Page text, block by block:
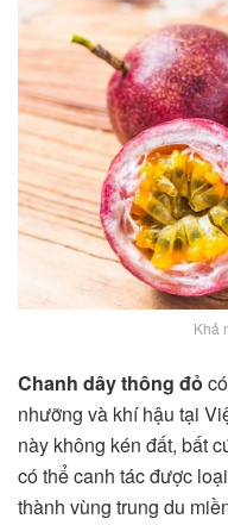
Khả
Chanh dây thông đỏ
nhưỡng và khí hậu tại
này không kén đất, bất
có thể canh tác được
thành vùng trung du